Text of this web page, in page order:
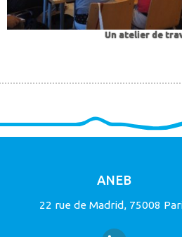
Un atelier de
ANEB
22 rue de Madrid, 75008